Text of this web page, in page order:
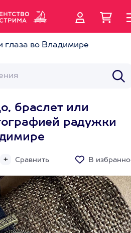
глаза во Владимире
браслет или
радужки
Сравнить В